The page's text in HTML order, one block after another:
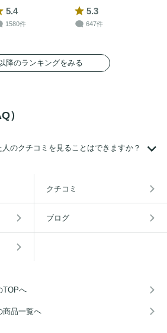
5.4
1580件
5.3
647件
降のランキングをみる
）
のクチコミを見ることはできますか？
クチコミ
ブログ
TOPへ
商品一覧へ